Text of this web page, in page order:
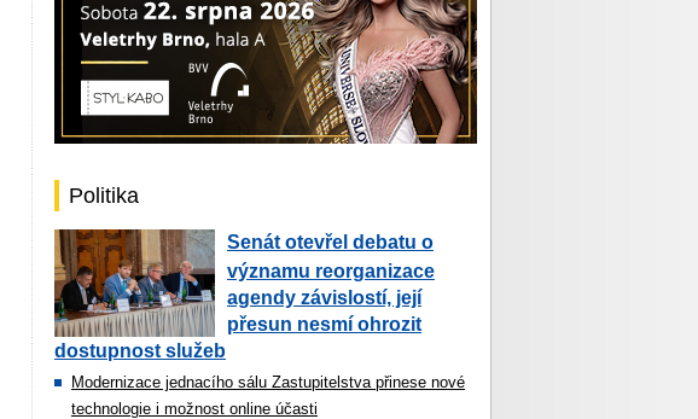
Politika
Senát otevřel debatu o
významu reorganizace
agendy závislostí, její
přesun nesmí ohrozit
dostupnost služeb
Modernizace jednacího sálu Zastupitelstva přinese nové
technologie i možnost online účasti